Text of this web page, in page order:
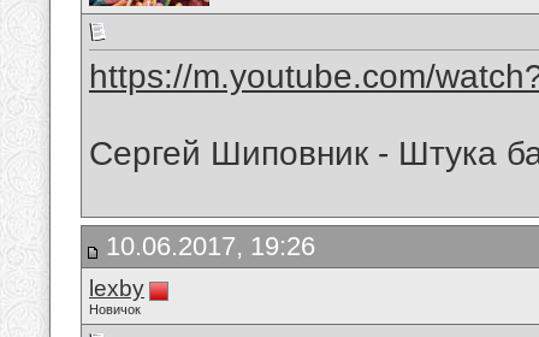
https://m.youtube.com/
Сергей Шиповник - Штука
10.06.2017, 19:26
lexby
Новичок